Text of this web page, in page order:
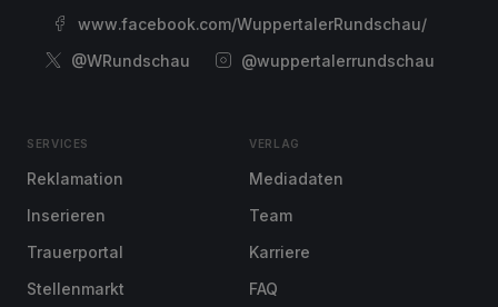
www.facebook.com/WuppertalerRundschau/
@WRundschau
@wuppertalerrundschau
SERVICES
Reklamation
Inserieren
Trauerportal
Stellenmarkt
VERLAG
Mediadaten
Team
Karriere
FAQ